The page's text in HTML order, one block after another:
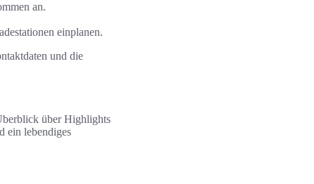
an.
einplanen.
und die
über Highlights
ein lebendiges